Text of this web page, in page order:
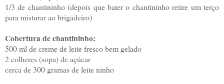
1/3 de chantininho (depois que bater o chantininho retire um terço
para misturar ao brigadeiro)
Cobertura de chantininho:
500 ml de creme de leite fresco bem gelado
2 colheres (sopa) de açúcar
cerca de 300 gramas de leite ninho